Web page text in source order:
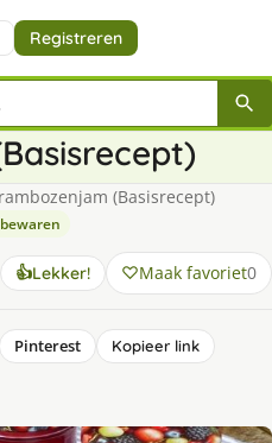
Registreren
(Basisrecept)
👍Lekker! Maak favoriet0
Pinterest
Kopieer link